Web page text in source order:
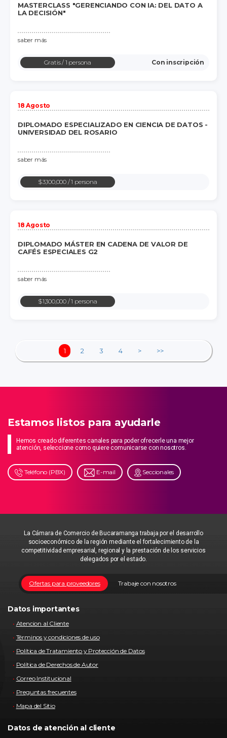
MASTERCLASS "GERENCIANDO CON IA: DEL DATO A
LA DECISIÓN"
saber más
Gratis/ 1 persona Con inscripción
18 Agosto
DIPLOMADO ESPECIALIZADO EN CIENCIA DE DATOS -
UNIVERSIDAD DEL ROSARIO
saber más
$3,100,000 / 1 persona
18 Agosto
DIPLOMADO MÁSTER EN CADENA DE VALOR DE
CAFÉS ESPECIALES G2
saber más
$1,300,000 / 1 persona
1 2 3 4 > >>
Estamos listos para ayudarle
Hemos creado diferentes canales para poder ofrecerle una mejor
atención, seleccione como quiere comunicarse con nosotros.
Teléfono (PBX) E-mail Seccionales
La Cámara de Comercio de Bucaramanga trabaja por el desarrollo
socioeconómico de la región mediante el fortalecimiento de la
competitividad empresarial, regional y la prestación de los servicios
delegados por el estado.
Trabaje con nosotros
Ofertas para proveedores
Datos importantes
Atencion al Cliente
Términos y condiciones de uso
Política de Tratamiento y Protección de Datos
Política de Derechos de Autor
Correo Institucional
Preguntas frecuentes
Mapa del Sitio
Datos de atención al cliente